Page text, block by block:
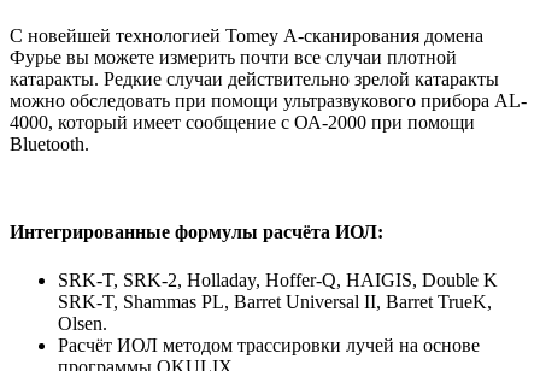
C новейшей технологией Tomey А-сканирования домена
Фурье вы можете измерить почти все случаи плотной
катаракты. Редкие случаи действительно зрелой катаракты
можно обследовать при помощи ультразвукового прибора AL-
4000, который имеет сообщение с ОА-2000 при помощи
Bluetooth.
Интегрированные формулы расчёта ИОЛ:
SRK-T, SRK-2, Holladay, Hoffer-Q, HAIGIS, Double K
SRK-T, Shammas PL, Barret Universal II, Barret TrueK,
Olsen.
Расчёт ИОЛ методом трассировки лучей на основе
программы OKULIX